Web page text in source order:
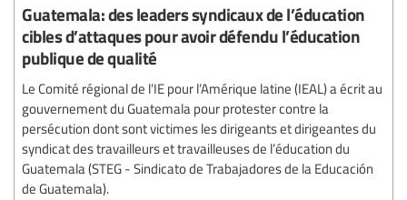
Guatemala: des leaders syndicaux de l’éducation
cibles d’attaques pour avoir défendu l’éducation
publique de qualité
Le Comité régional de l’IE pour l’Amérique latine (IEAL) a écrit au
gouvernement du Guatemala pour protester contre la
persécution dont sont victimes les dirigeants et dirigeantes du
syndicat des travailleurs et travailleuses de l’éducation du
Guatemala (STEG - Sindicato de Trabajadores de la Educación
de Guatemala).